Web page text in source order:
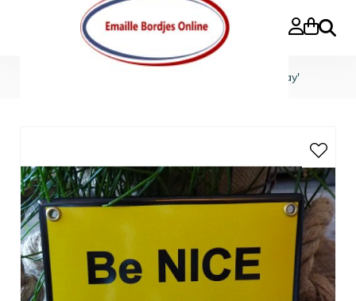
Buscar
Emaille bord 'Be nice or go away'